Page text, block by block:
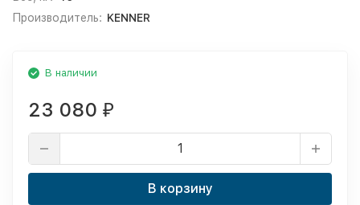
Производитель: KENNER
В наличии
23 080 ₽
В корзину